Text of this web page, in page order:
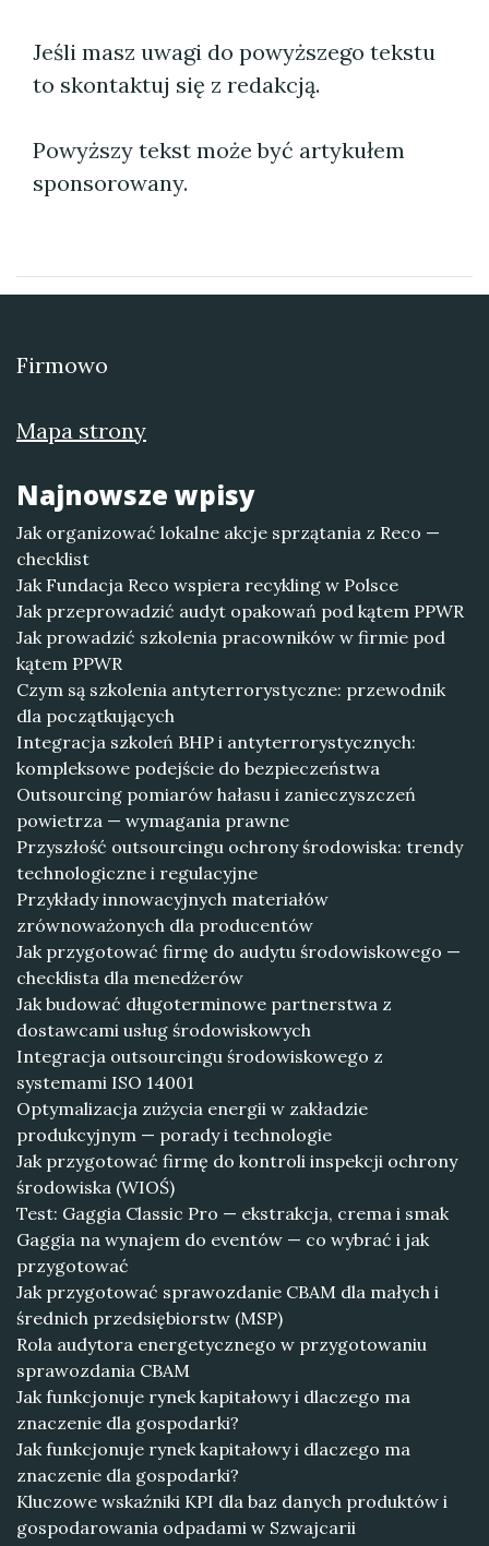
Jeśli masz uwagi do powyższego tekstu
to skontaktuj się z redakcją.
Powyższy tekst może być artykułem
sponsorowany.
Firmowo
Mapa strony
Najnowsze wpisy
Jak organizować lokalne akcje sprzątania z Reco —
checklist
Jak Fundacja Reco wspiera recykling w Polsce
Jak przeprowadzić audyt opakowań pod kątem PPWR
Jak prowadzić szkolenia pracowników w firmie pod
kątem PPWR
Czym są szkolenia antyterrorystyczne: przewodnik
dla początkujących
Integracja szkoleń BHP i antyterrorystycznych:
kompleksowe podejście do bezpieczeństwa
Outsourcing pomiarów hałasu i zanieczyszczeń
powietrza — wymagania prawne
Przyszłość outsourcingu ochrony środowiska: trendy
technologiczne i regulacyjne
Przykłady innowacyjnych materiałów
zrównoważonych dla producentów
Jak przygotować firmę do audytu środowiskowego —
checklista dla menedżerów
Jak budować długoterminowe partnerstwa z
dostawcami usług środowiskowych
Integracja outsourcingu środowiskowego z
systemami ISO 14001
Optymalizacja zużycia energii w zakładzie
produkcyjnym — porady i technologie
Jak przygotować firmę do kontroli inspekcji ochrony
środowiska (WIOŚ)
Test: Gaggia Classic Pro — ekstrakcja, crema i smak
Gaggia na wynajem do eventów — co wybrać i jak
przygotować
Jak przygotować sprawozdanie CBAM dla małych i
średnich przedsiębiorstw (MSP)
Rola audytora energetycznego w przygotowaniu
sprawozdania CBAM
Jak funkcjonuje rynek kapitałowy i dlaczego ma
znaczenie dla gospodarki?
Jak funkcjonuje rynek kapitałowy i dlaczego ma
znaczenie dla gospodarki?
Kluczowe wskaźniki KPI dla baz danych produktów i
gospodarowania odpadami w Szwajcarii